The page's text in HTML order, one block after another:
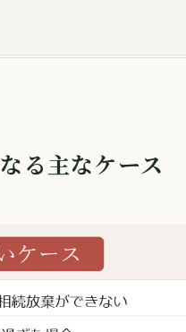
る主なケース